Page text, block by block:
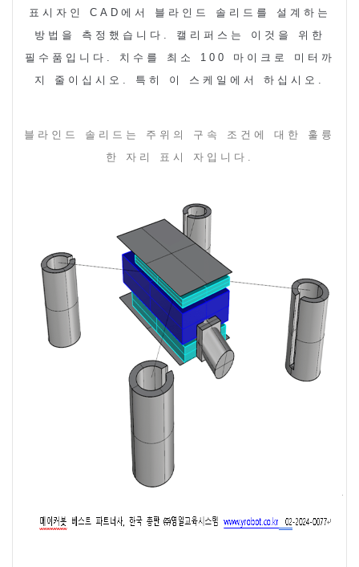
표시자인
CAD 에서 블라인드 솔리드를 설계하는
방법을 측정했습니다
캘리퍼스는 이것을 위한
필수품입니다
치수를 최소 100 마이크로 미터까
지 줄이십시오
특히 이 스케일에서 하십시오
블라인드 솔리드는 주위의 구속 조건에 대한 훌륭
한 자리 표시 자입니다